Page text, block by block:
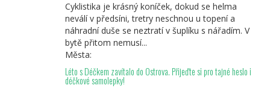
Cyklistika je krásný koníček, dokud se helma
neválí v předsíni, tretry neschnou u topení a
náhradní duše se neztratí v šuplíku s nářadím. V
bytě přitom nemusí...
Města:
Léto s Déčkem zavítalo do Ostrova. Přijeďte si pro tajné heslo i
déčkové samolepky!